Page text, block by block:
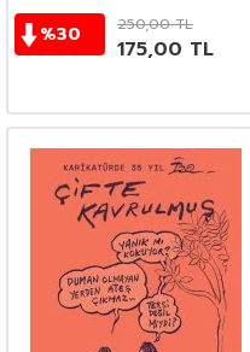
%30 250,00TL
175,00 TL